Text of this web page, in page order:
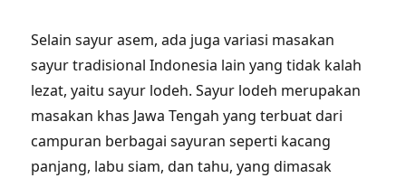
Selain sayur asem, ada juga variasi masakan
sayur tradisional Indonesia lain yang tidak kalah
lezat, yaitu sayur lodeh. Sayur lodeh merupakan
masakan khas Jawa Tengah yang terbuat dari
campuran berbagai sayuran seperti kacang
panjang, labu siam, dan tahu, yang dimasak